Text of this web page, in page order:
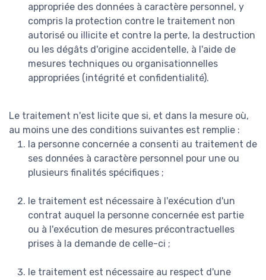
appropriée des données à caractère personnel, y
compris la protection contre le traitement non
autorisé ou illicite et contre la perte, la destruction
ou les dégâts d'origine accidentelle, à l'aide de
mesures techniques ou organisationnelles
appropriées (intégrité et confidentialité).
Le traitement n'est licite que si, et dans la mesure où,
au moins une des conditions suivantes est remplie :
la personne concernée a consenti au traitement de
ses données à caractère personnel pour une ou
plusieurs finalités spécifiques ;
le traitement est nécessaire à l'exécution d'un
contrat auquel la personne concernée est partie
ou à l'exécution de mesures précontractuelles
prises à la demande de celle-ci ;
le traitement est nécessaire au respect d'une